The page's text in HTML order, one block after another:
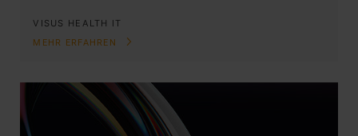
VISUS HEALTH IT
MEHR ERFAHREN